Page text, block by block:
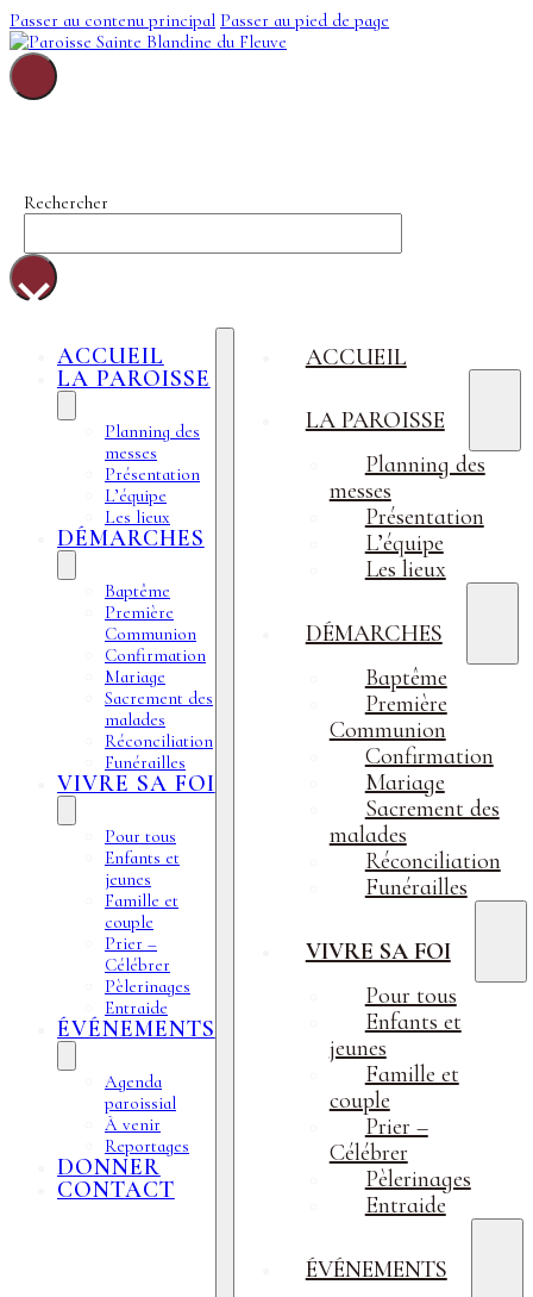
Passer au contenu principal Passer au pied de page
Rechercher
×
ACCUEIL
LA PAROISSE
Planning des
messes
Présentation
L’équipe
Les lieux
DÉMARCHES
Baptême
Première
Communion
Confirmation
Mariage
Sacrement des
malades
Réconciliation
Funérailles
VIVRE SA FOI
Pour tous
Enfants et
jeunes
Famille et
couple
Prier –
Célébrer
Pèlerinages
Entraide
ÉVÉNEMENTS
Agenda
paroissial
À venir
Reportages
DONNER
CONTACT
ACCUEIL
LA PAROISSE
Planning des
messes
Présentation
L’équipe
Les lieux
DÉMARCHES
Baptême
Première
Communion
Confirmation
Mariage
Sacrement des
malades
Réconciliation
Funérailles
VIVRE SA FOI
Pour tous
Enfants et
jeunes
Famille et
couple
Prier –
Célébrer
Pèlerinages
Entraide
ÉVÉNEMENTS